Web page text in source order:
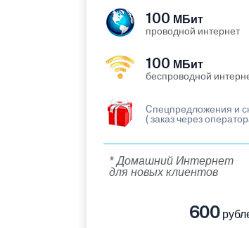
100 МБит
проводной интернет
100 МБит
беспроводной
Cпецпредложения и
( заказ через
* Домашний Интернет
для новых клиентов
600